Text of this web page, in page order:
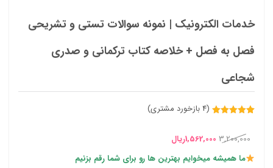
خدمات الکترونیک | نمونه سوالات تستی و تشریحی
فصل به فصل + خلاصه کتاب ترکمانی و صدری
شجاعی
در
امتیازدهی
مشتری
(
4بازخورد مشتری)
3,200,000 قیمت
اصلی
1,562,000ریال
فعلی
ما همیشه میخوایم بهترین ها رو برای شما رقم بزنیم